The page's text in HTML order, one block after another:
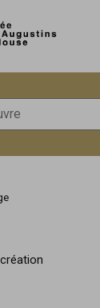
contenu
contenu